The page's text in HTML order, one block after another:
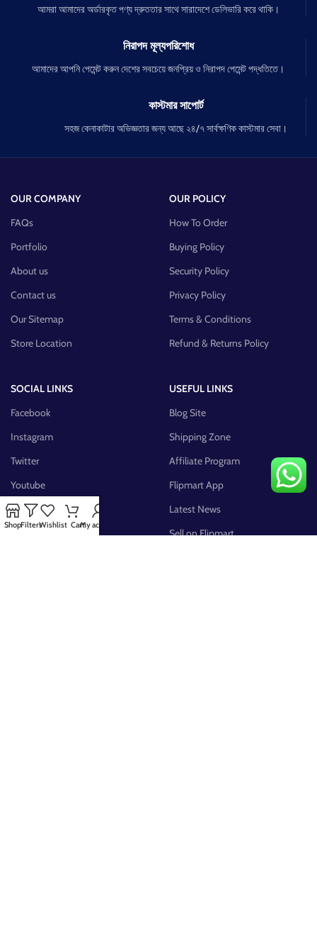
আমরা আমাদের অর্ডারকৃত পণ্য দ্রুততার সাথে সারাদেশে ডেলিভারি করে থাকি।
নিরাপদ মূল্যপরিশোধ
আমাদের আপনি পেমেন্ট করুন দেশের সবচেয়ে জনপ্রিয় ও নিরাপদ পেমেন্ট পদ্ধতিতে।
কাস্টমার সাপোর্ট
সহজ কেনাকাটার অভিজ্ঞতার জন্য আছে ২৪/৭ সার্বক্ষণিক কাস্টমার সেবা।
OUR COMPANY
FAQs
Portfolio
About us
Contact us
Our Sitemap
Store Location
OUR POLICY
How To Order
Buying Policy
Security Policy
Privacy Policy
Terms & Conditions
Refund & Returns Policy
SOCIAL LINKS
Facebook
Instagram
Twitter
Youtube
Pinterest
FB Group
USEFUL LINKS
Blog Site
Shipping Zone
Affiliate Program
Flipmart App
Latest News
Sell on Flipmart
ShopFiltersWishlist CartMy account